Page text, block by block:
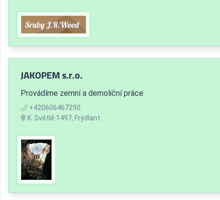
JAKOPEM s.r.o.
Provádíme zemní a demoliční práce.
+420606467290
K. Světlé 1497, Frýdlant